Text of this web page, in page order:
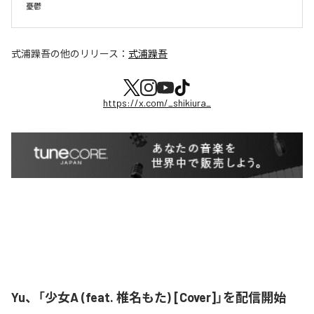
憂鬱
式浦躁吾の他のリリース： 式浦躁吾
https://x.com/_shikiura_
Yu、「少女A (feat. 椎名もた) [Cover]」を配信開始